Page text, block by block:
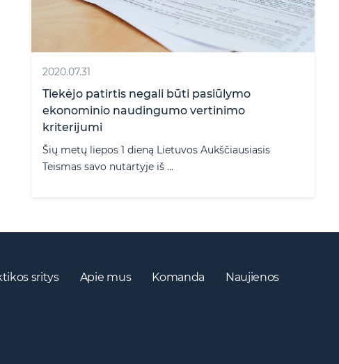
2020.07.31
Tiekėjo patirtis negali būti pasiūlymo
ekonominio naudingumo vertinimo
kriterijumi
Šių metų liepos 1 dieną Lietuvos Aukščiausiasis
Teismas savo nutartyje iš ...
sritys Apie mus Komanda Naujienos